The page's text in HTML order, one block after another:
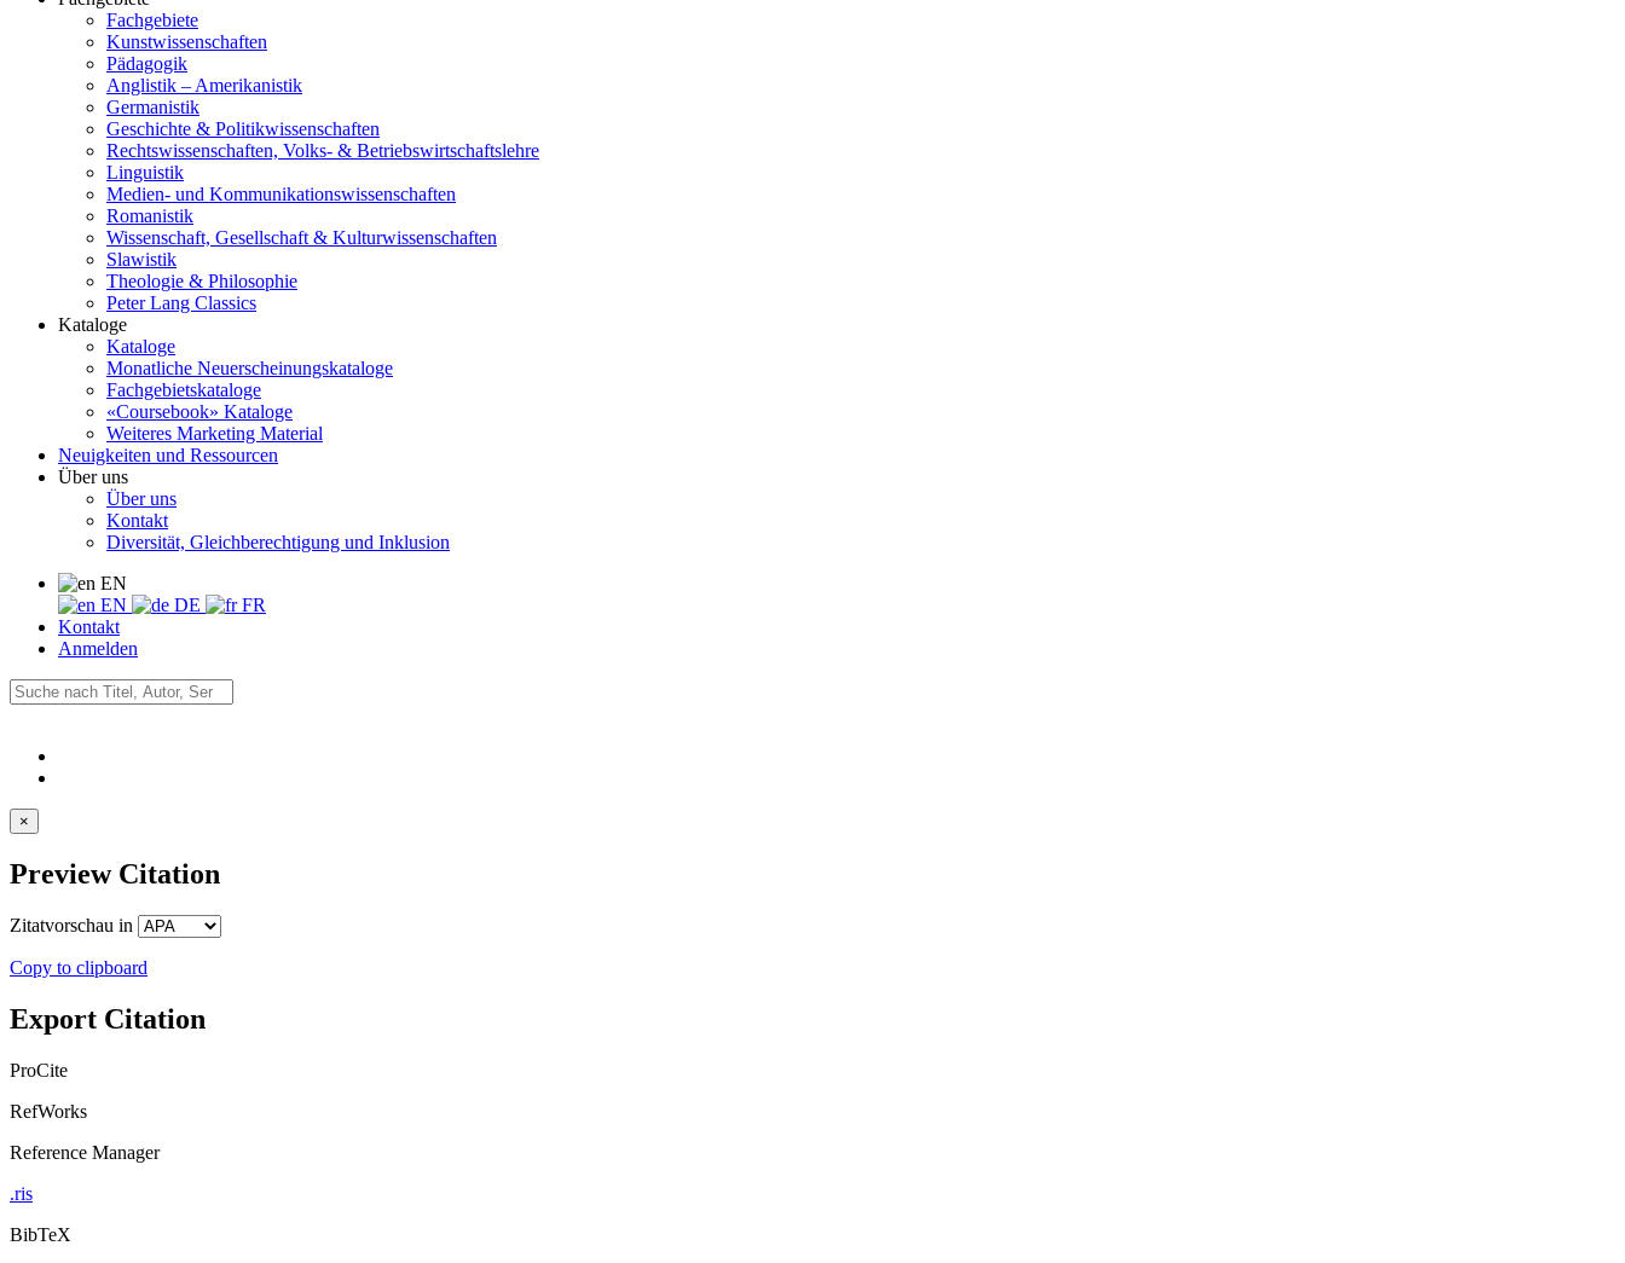
Fachgebiete
Kunstwissenschaften
Pädagogik
Anglistik – Amerikanistik
Germanistik
Geschichte & Politikwissenschaften
Rechtswissenschaften, Volks- & Betriebswirtschaftslehre
Linguistik
Medien- und Kommunikationswissenschaften
Romanistik
Wissenschaft, Gesellschaft & Kulturwissenschaften
Slawistik
Theologie & Philosophie
Peter Lang Classics
Kataloge
Kataloge
Monatliche Neuerscheinungskataloge
Fachgebietskataloge
«Coursebook» Kataloge
Weiteres Marketing Material
Neuigkeiten und Ressourcen
Über uns
Über uns
Kontakt
Diversität, Gleichberechtigung und Inklusion
EN
EN
DE
FR
Kontakt
Anmelden
×
Preview Citation
Zitatvorschau in
Copy to clipboard
Export Citation
ProCite
RefWorks
Reference Manager
.ris
BibTeX